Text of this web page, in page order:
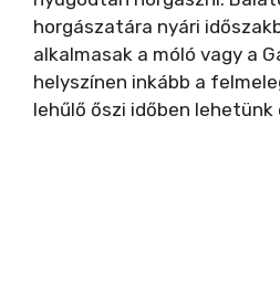
horgászatára nyári
alkalmasak a móló vagy a
helyszínen inkább a
lehűlő őszi időben lehetünk